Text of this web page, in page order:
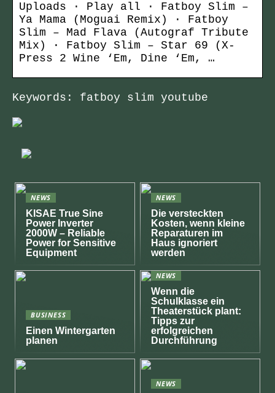
Uploads · Play all · Fatboy Slim –
Ya Mama (Moguai Remix) · Fatboy
Slim – Mad Flava (Autograf Tribute
Mix) · Fatboy Slim – Star 69 (X-
Press 2 Wine ‘Em, Dine ‘Em, …
Keywords: fatboy slim youtube
NEWS
KISAE True Sine
Power Inverter
2000W – Reliable
Power for Sensitive
Equipment
NEWS
Die versteckten
Kosten, wenn kleine
Reparaturen im
Haus ignoriert
werden
BUSINESS
Einen Wintergarten
planen
NEWS
Wenn die
Schulklasse ein
Theaterstück plant:
Tipps zur
erfolgreichen
Durchführung
NEWS